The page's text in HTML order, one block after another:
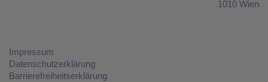
1010 Wien
Impressum
Datenschutzerklärung
Barrierefreiheitserklärung